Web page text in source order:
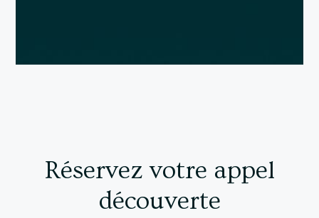
Réservez votre appel
découverte